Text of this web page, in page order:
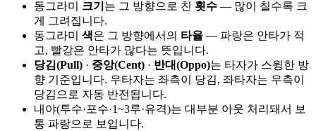
동그라미 크기 는 그 방향으로 친 횟수 — 많이 칠수록 크
게 그려집니다.
동그라미 색은 그 방향에서의 타율 — 파랑은 안타가 적
고, 빨강은 안타가 많다는 뜻입니다.
당김(Pull) · 중앙(Cent) · 반대(Oppo)는 타자가 스윙한 방
향 기준입니다. 우타자는 좌측이 당김, 좌타자는 우측이
당김으로 자동 반전됩니다.
내야(투수·포수·1~3루·유격)는 대부분 아웃 처리돼서 보
통 파랑으로 보입니다.